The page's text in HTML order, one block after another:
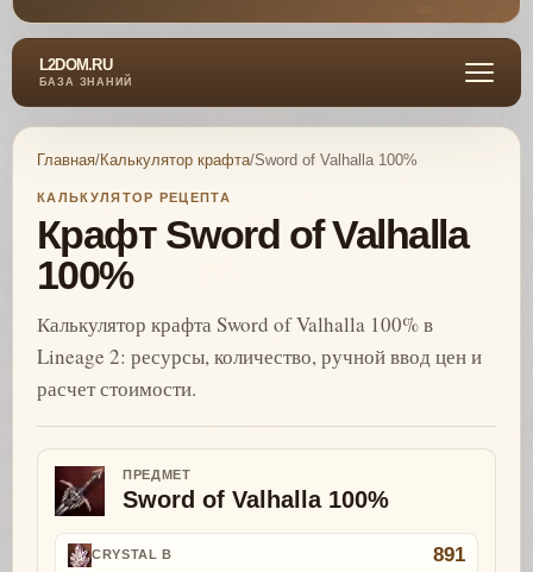
L2DOM.RU
БАЗА ЗНАНИЙ
Главная/Калькулятор крафта/Sword of Valhalla 100%
КАЛЬКУЛЯТОР РЕЦЕПТА
Крафт Sword of Valhalla
100%
Калькулятор крафта Sword of Valhalla 100% в
Lineage 2: ресурсы, количество, ручной ввод цен и
расчет стоимости.
ПРЕДМЕТ
Sword of Valhalla 100%
CRYSTAL B 891